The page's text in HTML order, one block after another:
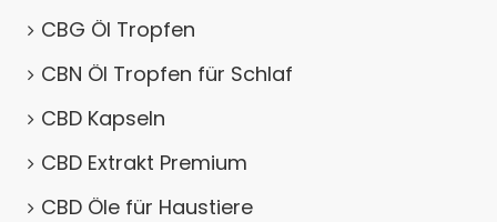
CBG Öl Tropfen
CBN Öl Tropfen für Schlaf
CBD Kapseln
CBD Extrakt Premium
CBD Öle für Haustiere